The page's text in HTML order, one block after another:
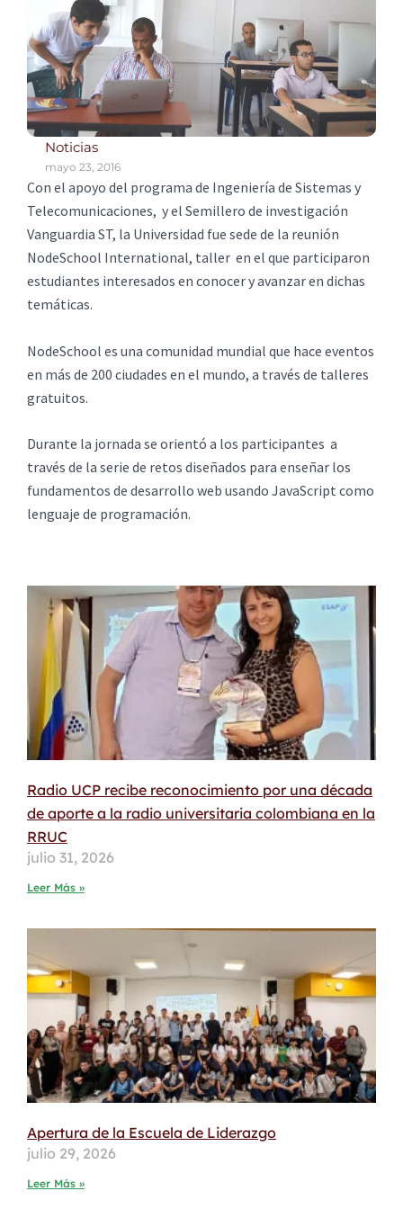
Noticias
mayo 23, 2016
Con el apoyo del programa de Ingeniería de Sistemas y
Telecomunicaciones, y el Semillero de investigación
Vanguardia ST, la Universidad fue sede de la reunión
NodeSchool International, taller en el que participaron
estudiantes interesados en conocer y avanzar en dichas
temáticas.
NodeSchool es una comunidad mundial que hace eventos
en más de 200 ciudades en el mundo, a través de talleres
gratuitos.
Durante la jornada se orientó a los participantes a
través de la serie de retos diseñados para enseñar los
fundamentos de desarrollo web usando JavaScript como
lenguaje de programación.
Radio UCP recibe reconocimiento por una década
de aporte a la radio universitaria colombiana en la
RRUC
julio 31, 2026
Leer Más »
Apertura de la Escuela de Liderazgo
julio 29, 2026
Leer Más »